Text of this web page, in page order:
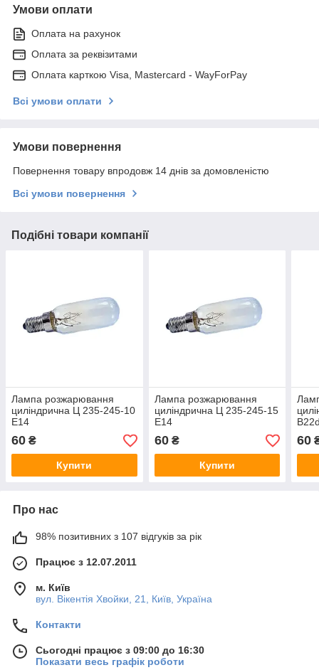
Умови оплати
Оплата на рахунок
Оплата за реквізитами
Оплата карткою Visa, Mastercard - WayForPay
Всі умови оплати
Умови повернення
Повернення товару впродовж 14 днів за домовленістю
Всі умови повернення
Подібні товари компанії
Лампа розжарювання
циліндрична Ц 235-245-10
Е14
60 ₴
Купити
Лампа розжарювання
циліндрична Ц 235-245-15
Е14
60₴
Купити
60
Про нас
98% позитивних з 107 відгуків за рік
Працює з 12.07.2011
м. Київ
вул. Вікентія Хвойки, 21, Київ, Україна
Контакти
Сьогодні працює з 09:00 до 16:30
Показати весь графік роботи